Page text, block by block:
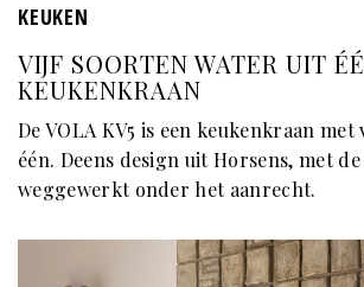
KEUKEN
VIJF SOORTEN WATER UIT
KEUKENKRAAN
De VOLA KV5 is een keukenkraan
één. Deens design uit Horsens, met
weggewerkt onder het aanrecht.